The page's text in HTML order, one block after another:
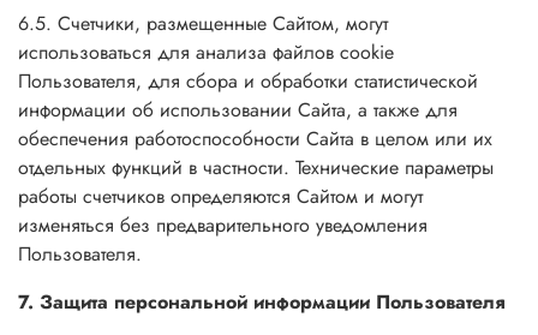
6.5. Счетчики, размещенные Сайтом, могут
использоваться для анализа файлов cookie
Пользователя, для сбора и обработки статистической
информации об использовании Сайта, а также для
обеспечения работоспособности Сайта в целом или их
отдельных функций в частности. Технические параметры
работы счетчиков определяются Сайтом и могут
изменяться без предварительного уведомления
Пользователя.
7. Защита персональной информации Пользователя